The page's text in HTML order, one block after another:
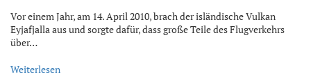
Vor einem Jahr, am 14. April 2010, brach der isländische Vulkan
Eyjafjalla aus und sorgte dafür, dass große Teile des Flugverkehrs
über…
Weiterlesen